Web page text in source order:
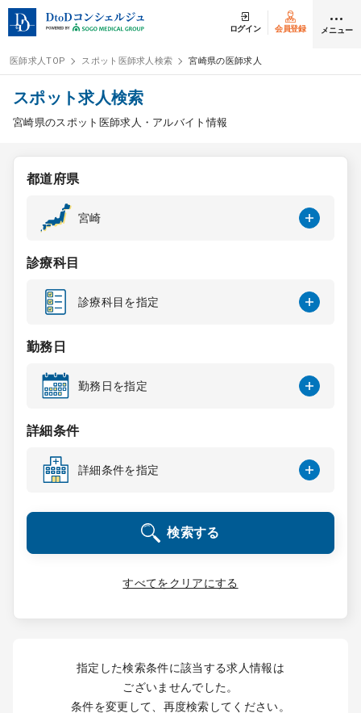
ログイン 会員登録 メニュー
ログイン
医師求人
常勤検索
スポット検索
DtoDの転職・
コンサルタント
成功事例
転職ノウハウ
9:00 ～ 18:00（平日）
0120-337-613
医師求人TOP スポット医師求人検索 宮崎県の医師求人
スポット求人検索
宮崎県のスポット医師求人・アルバイト情報
都道府県
宮崎
診療科目
診療科目を指定
勤務日
勤務日を指定
詳細条件
詳細条件を指定
検索する
すべてをクリアにする
指定した検索条件に該当する求人情報は
ございませんでした。
条件を変更して、再度検索してください。